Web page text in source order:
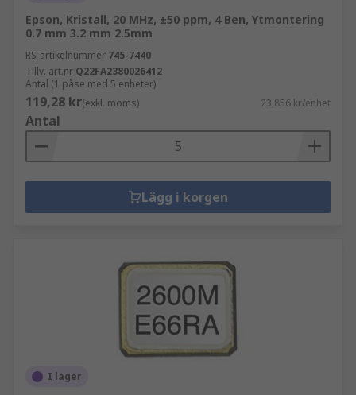
Epson, Kristall, 20 MHz, ±50 ppm, 4 Ben, Ytmontering
0.7 mm 3.2 mm 2.5mm
RS-artikelnummer 745-7440
Tillv. art.nr Q22FA2380026412
Antal (1 påse med 5 enheter)
119,28 kr(exkl. moms) 23,856 kr/enhet
Antal
Lägg i korgen
I lager